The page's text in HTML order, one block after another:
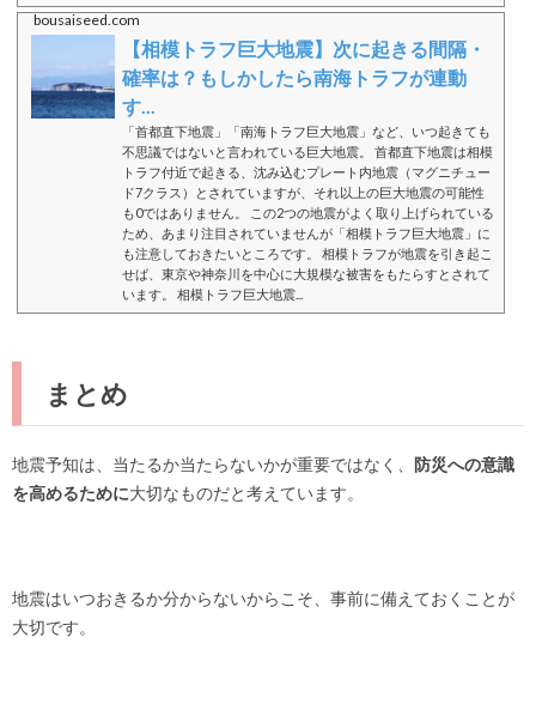
bousaiseed.com
【相模トラフ巨大地震】次に起きる間隔・
確率は？もしかしたら南海トラフが連動
す...
「首都直下地震」「南海トラフ巨大地震」など、いつ起きても
不思議ではないと言われている巨大地震。 首都直下地震は相模
トラフ付近で起きる、沈み込むプレート内地震（マグニチュー
ド7クラス）とされていますが、それ以上の巨大地震の可能性
も0ではありません。 この2つの地震がよく取り上げられている
ため、あまり注目されていませんが「相模トラフ巨大地震」に
も注意しておきたいところです。 相模トラフが地震を引き起こ
せば、東京や神奈川を中心に大規模な被害をもたらすとされて
います。 相模トラフ巨大地震...
まとめ
地震予知は、当たるか当たらないかが重要ではなく、 防災への意識
を高めるために大切なものだと考えています。
地震はいつおきるか分からないからこそ、事前に備えておくことが
大切です。